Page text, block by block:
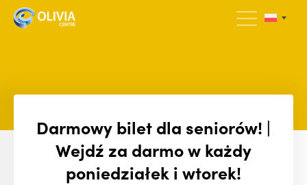
Darmowy bilet dla seniorów! |
Wejdź za darmo w każdy
poniedziałek i wtorek!